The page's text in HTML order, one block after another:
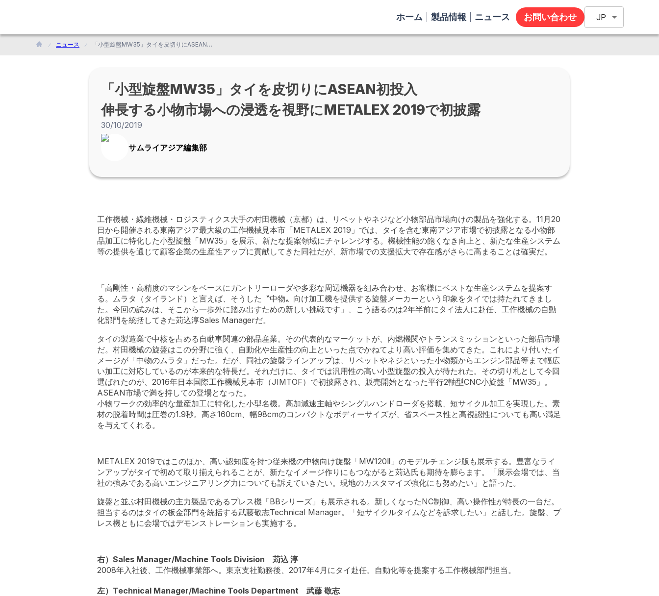
ホーム 製品情報 ニュース お問い合わせ JP
ニュース 「小型旋盤MW35」タイを皮切りにASEAN初投入<br>伸長する小物市場への浸透を視野にMETALEX 2019で初披露
「小型旋盤MW35」タイを皮切りにASEAN初投入
伸長する小物市場への浸透を視野にMETALEX 2019で初披露
30/10/2019
サムライアジア編集部
工作機械・繊維機械・ロジスティクス大手の村田機械（京都）は、リベットやネジなど小物部品市場向けの製品を強化する。11月20
日から開催される東南アジア最大級の工作機械見本市「METALEX 2019」では、タイを含む東南アジア市場で初披露となる小物部
品加工に特化した小型旋盤「MW35」を展示、新たな提案領域にチャレンジする。機械性能の飽くなき向上と、新たな生産システム
等の提供を通じて顧客企業の生産性アップに貢献してきた同社だが、新市場での支援拡大で存在感がさらに高まることは確実だ。
「高剛性・高精度のマシンをベースにガントリーローダや多彩な周辺機器を組み合わせ、お客様にベストな生産システムを提案す
る。ムラタ（タイランド）と言えば、そうした〝中物〟向け加工機を提供する旋盤メーカーという印象をタイでは持たれてきまし
た。今回の試みは、そこから一歩外に踏み出すための新しい挑戦です」、こう語るのは2年半前にタイ法人に赴任、工作機械の自動
化部門を統括してきた苅込淳Sales Managerだ。
タイの製造業で中核を占める自動車関連の部品産業。その代表的なマーケットが、内燃機関やトランスミッションといった部品市場
だ。村田機械の旋盤はこの分野に強く、自動化や生産性の向上といった点でかねてより高い評価を集めてきた。これにより付いたイ
メージが「中物のムラタ」だった。だが、同社の旋盤ラインアップは、リベットやネジといった小物類からエンジン部品等まで幅広
い加工に対応しているのが本来的な特長だ。それだけに、タイでは汎用性の高い小型旋盤の投入が待たれた。その切り札として今回
選ばれたのが、2016年日本国際工作機械見本市（JIMTOF）で初披露され、販売開始となった平行2軸型CNC小旋盤「MW35」。
ASEAN市場で満を持しての登場となった。
小物ワークの効率的な量産加工に特化した小型名機。高加減速主軸やシングルハンドローダを搭載、短サイクル加工を実現した。素
材の脱着時間は圧巻の1.9秒。高さ160cm、幅98cmのコンパクトなボディーサイズが、省スペース性と高視認性についても高い満足
を与えてくれる。
METALEX 2019ではこのほか、高い認知度を持つ従来機の中物向け旋盤「MW120Ⅱ」のモデルチェンジ版も展示する。豊富なライ
ンアップがタイで初めて取り揃えられることが、新たなイメージ作りにもつながると苅込氏も期待を膨らます。「展示会場では、当
社の強みである高いエンジニアリング力についても訴えていきたい。現地のカスタマイズ強化にも努めたい」と語った。
旋盤と並ぶ村田機械の主力製品であるプレス機「BBシリーズ」も展示される。新しくなったNC制御、高い操作性が特長の一台だ。
担当するのはタイの板金部門を統括する武藤敬志Technical Manager。「短サイクルタイムなどを訴求したい」と話した。旋盤、プ
レス機ともに会場ではデモンストレーションも実施する。
右）Sales Manager/Machine Tools Division 苅込 淳
2008年入社後、工作機械事業部へ。東京支社勤務後、2017年4月にタイ赴任。自動化等を提案する工作機械部門担当。
左）Technical Manager/Machine Tools Department 武藤 敬志